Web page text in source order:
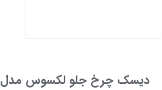
دیسک چرخ جلو لکسوس مدل 48120-43512